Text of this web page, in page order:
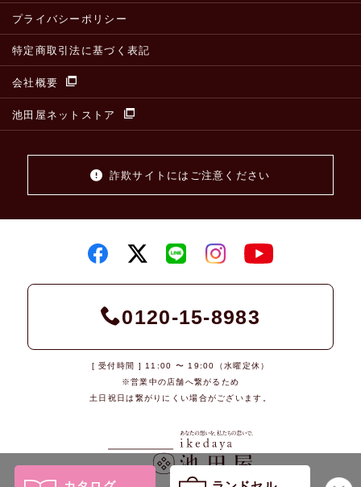
プライバシーポリシー
特定商取引法に基づく表記
会社概要
池田屋ネットストア
詐欺サイトにはご注意ください
0120-15-8983
[ 受付時間 ] 11:00 〜 19:00（水曜定休）
※営業中の店舗へ繋がるため
土日祝日は繋がりにくい場合がございます。